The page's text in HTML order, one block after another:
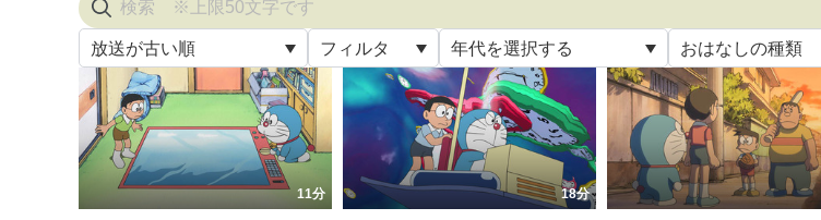
放送が古い順
放送が古い順
放送が新しい順
配信が古い順
配信が新しい順
フィルタ
すべて
視聴済み
年代を選択する
すべて
2005年
2006年
2007年
おはなしの種類
すべて
通常回
誕生日スペシャル
11分 18分